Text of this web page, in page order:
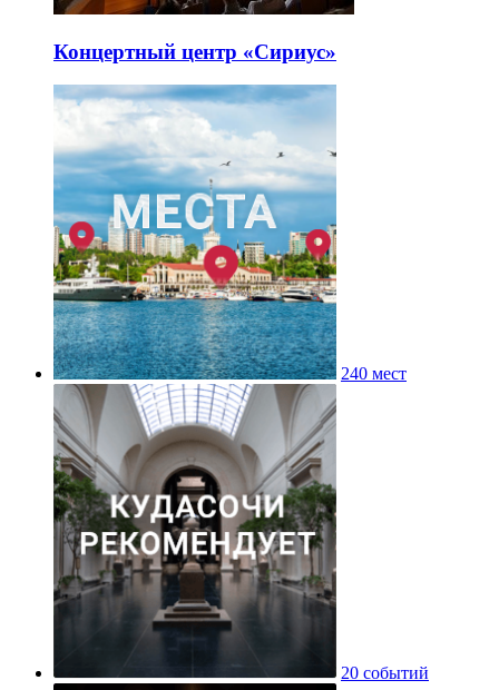
Концертный центр «Сириус»
240 мест
20 событий